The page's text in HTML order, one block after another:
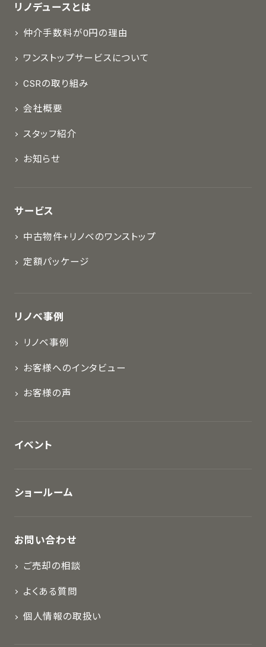
リノデュースとは
仲介手数料が0円の理由
ワンストップサービスについて
CSRの取り組み
会社概要
スタッフ紹介
お知らせ
サービス
中古物件+リノベのワンストップ
定額パッケージ
リノベ事例
リノベ事例
お客様へのインタビュー
お客様の声
イベント
ショールーム
お問い合わせ
ご売却の相談
よくある質問
個人情報の取扱い